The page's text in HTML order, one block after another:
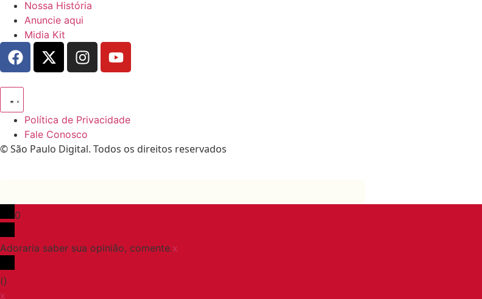
Nossa História
Anuncie aqui
Midia Kit
Política de Privacidade
Fale Conosco
© São Paulo Digital. Todos os direitos reservados
0
Adoraria saber sua opinião, comente.x
()
x